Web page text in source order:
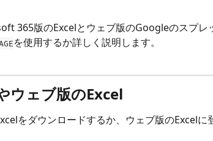
365版のExcelとウェブ版のGoogleのスプレ
を使用するか詳しく説明します。
ウェブ版のExcel
をダウンロードするか、ウェブ版のExcelに